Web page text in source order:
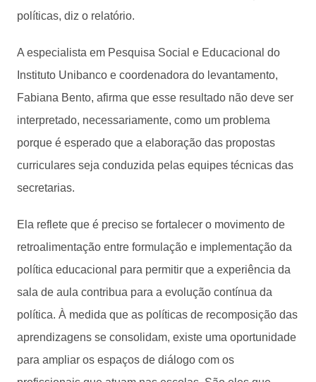
políticas, diz o relatório.
A especialista em Pesquisa Social e Educacional do
Instituto Unibanco e coordenadora do levantamento,
Fabiana Bento, afirma que esse resultado não deve ser
interpretado, necessariamente, como um problema
porque é esperado que a elaboração das propostas
curriculares seja conduzida pelas equipes técnicas das
secretarias.
Ela reflete que é preciso se fortalecer o movimento de
retroalimentação entre formulação e implementação da
política educacional para permitir que a experiência da
sala de aula contribua para a evolução contínua da
política. À medida que as políticas de recomposição das
aprendizagens se consolidam, existe uma oportunidade
para ampliar os espaços de diálogo com os